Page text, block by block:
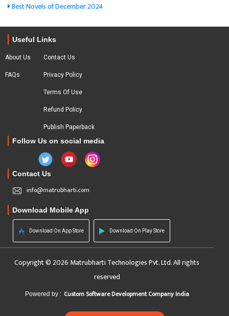
Best Novels of December 2024
Useful Links
About Us
FAQs
Contact Us
Privacy Policy
Terms Of Use
Refund Policy
Publish Paperback
Follow Us on social media
Contact Us
info@matrubharti.com
Download Mobile App
Download On App Store Download On Play Store
Copyright © 2026 Matrubharti Technologies Pvt. Ltd. All rights
reserved
Powered by : Custom Software Development Company India